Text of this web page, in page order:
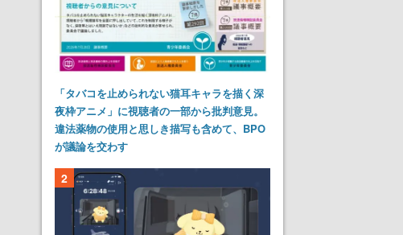
「タバコを止められない猫耳キャラを描く深
夜枠アニメ」に視聴者の一部から批判意見。
違法薬物の使用と思しき描写も含めて、BPO
が議論を交わす
2